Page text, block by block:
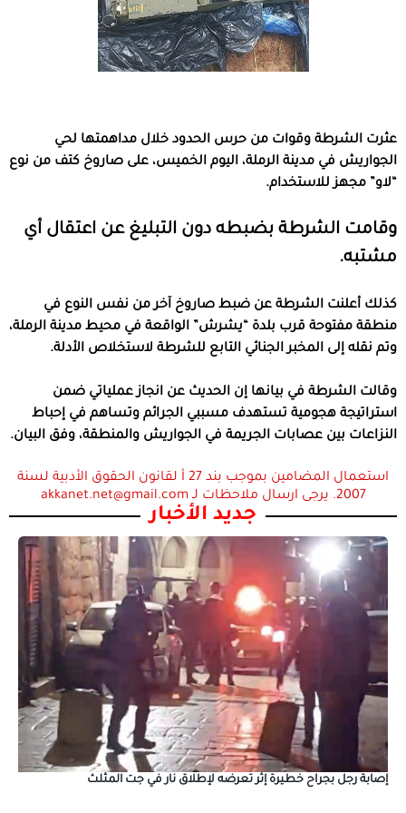
عثرت الشرطة وقوات من حرس الحدود خلال مداهمتها لحي
الجواريش في مدينة الرملة، اليوم الخميس، على صاروخ كتف من نوع
“لاو” مجهز للاستخدام.
وقامت الشرطة بضبطه دون التبليغ عن اعتقال أي
مشتبه.
كذلك أعلنت الشرطة عن ضبط صاروخ آخر من نفس النوع في
منطقة مفتوحة قرب بلدة “يشرش” الواقعة في محيط مدينة الرملة،
وتم نقله إلى المخبر الجنائي التابع للشرطة لاستخلاص الأدلة.
وقالت الشرطة في بيانها إن الحديث عن انجاز عملياتي ضمن
استراتيجة هجومية تستهدف مسببي الجرائم وتساهم في إحباط
النزاعات بين عصابات الجريمة في الجواريش والمنطقة، وفق البيان.
استعمال المضامين بموجب بند 27 أ لقانون الحقوق الأدبية لسنة
2007. يرجى ارسال ملاحظات لـ akkanet.net@gmail.com
جديد الأخبار
إصابة رجل بجراح خطيرة إثر تعرضه لإطلاق نار في جت المثلث